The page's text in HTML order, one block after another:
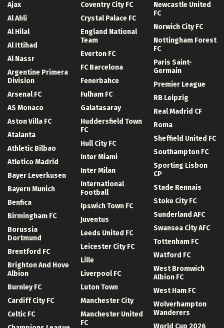
Ajax
Al Ahli
Al Hilal
Al Ittihad
Al Nassr
Argentine Primera
Division
Arsenal FC
AS Monaco
Aston Villa FC
Atalanta
Athletic Bilbao
Atletico Madrid
Bayer Leverkusen
Bayern Munich
Benfica
Birmingham FC
Borussia
Dortmund
Brentford FC
Brighton And Hove
Albion
Burnley FC
Cardiff City FC
Celtic FC
Coventry City FC
Crystal Palace FC
England National
Team
Everton FC
FC Barcelona
Fenerbahce
Fulham FC
Galatasaray
Huddersfield Town
FC
Hull City FC
Inter Miami
Inter Milan
International
Football
Ipswich Town FC
Juventus
Leeds United FC
Leicester City FC
Lille
Liverpool FC
Luton Town
Manchester City
Manchester United
FC
Newcastle United
FC
Norwich City FC
Nottingham Forest
FC
Paris Saint-
Germain
Premier League
RB Leipzig
Real Madrid CF
Roma
Sheffield United FC
Southampton FC
Sporting Lisbon
CP
Stade Rennais
Stoke City FC
Sunderland AFC
Swansea City AFC
Tottenham FC
Watford FC
West Bromwich
Albion FC
West Ham FC
Wolverhampton
Wanderers